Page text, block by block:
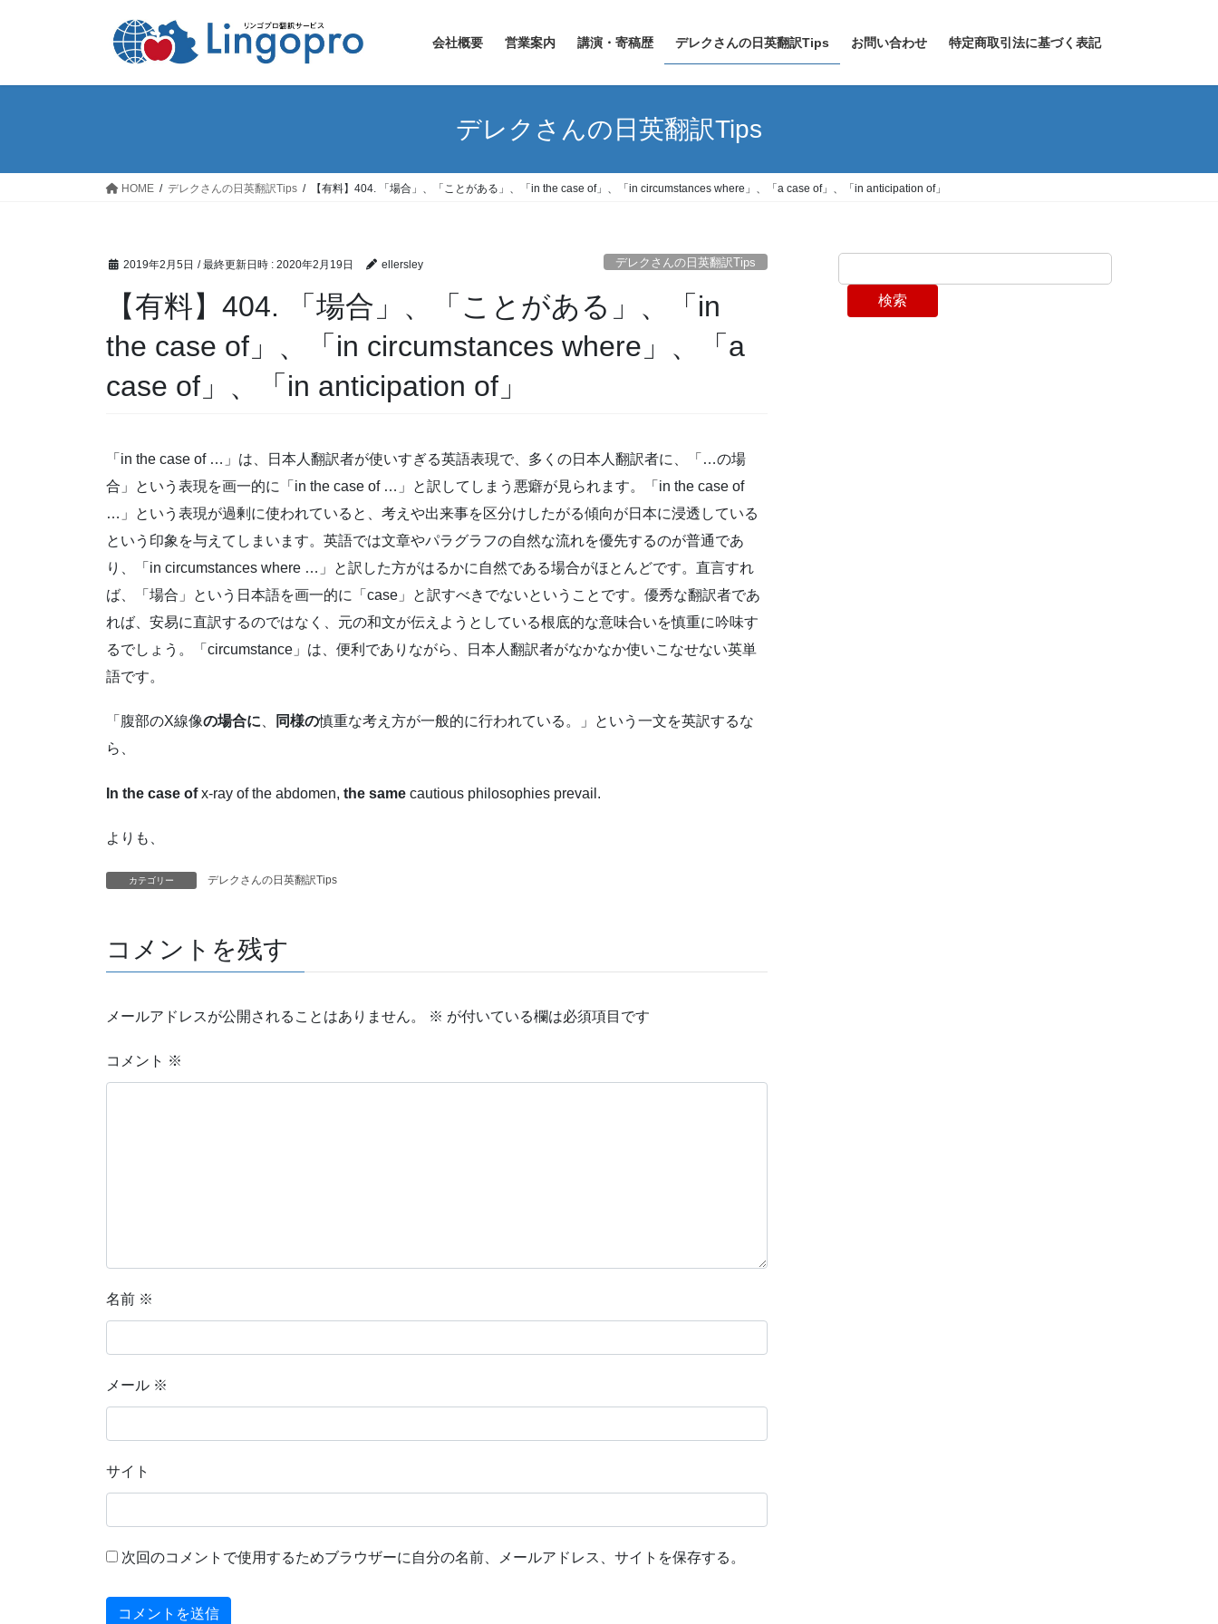
会社概要 営業案内 講演・寄稿歴 デレクさんの日英翻訳Tips お問い合わせ 特定商取引法に基づく表記
デレクさんの日英翻訳Tips
HOME デレクさんの日英翻訳Tips 【有料】404. 「場合」、「ことがある」、「in the case of」、「in circumstances where」、「a case of」、「in anticipation of」
2019年2月5日 / 最終更新日時 : 2020年2月19日 ellersley デレクさんの日英翻訳Tips
【有料】404. 「場合」、「ことがある」、「in
the case of」、「in circumstances where」、「a
case of」、「in anticipation of」
「in the case of …」は、日本人翻訳者が使いすぎる英語表現で、多くの日本人翻訳者に、「…の場
合」という表現を画一的に「in the case of …」と訳してしまう悪癖が見られます。「in the case of
…」という表現が過剰に使われていると、考えや出来事を区分けしたがる傾向が日本に浸透している
という印象を与えてしまいます。英語では文章やパラグラフの自然な流れを優先するのが普通であ
り、「in circumstances where …」と訳した方がはるかに自然である場合がほとんどです。直言すれ
ば、「場合」という日本語を画一的に「case」と訳すべきでないということです。優秀な翻訳者であ
れば、安易に直訳するのではなく、元の和文が伝えようとしている根底的な意味合いを慎重に吟味す
るでしょう。「circumstance」は、便利でありながら、日本人翻訳者がなかなか使いこなせない英単
語です。
「腹部のX線像の場合に 同様の慎重な考え方が一般的に行われている。」という一文を英訳するな
ら、
In the case ofx-ray of the abdomen, the same cautious philosophies prevail.
よりも、
カテゴリー デレクさんの日英翻訳Tips
コメントを残す
メールアドレスが公開されることはありません。 ※ が付いている欄は必須項目です
コメント ※
名前 ※
メール ※
サイト
次回のコメントで使用するためブラウザーに自分の名前、メールアドレス、サイトを保存する。
検索